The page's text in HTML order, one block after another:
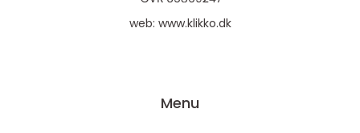
web: www.klikko.dk
Menu